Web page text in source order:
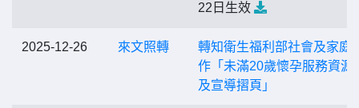
22日生效
2025-12-26 來文照轉
轉知衛生福利部社會及家庭
作「未滿20歲懷孕服務資源
及宣導摺頁」